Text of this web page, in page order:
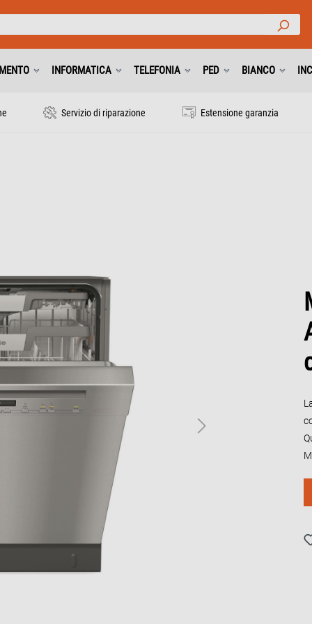
INFORMATICA TELEFONIA PED BIANCO
Servizio di riparazione Estensione garanzia